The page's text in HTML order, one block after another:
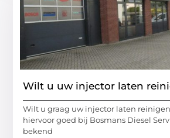
Wilt u uw injector laten
Wilt u graag uw injector laten
hiervoor goed bij Bosmans Diesel
bekend